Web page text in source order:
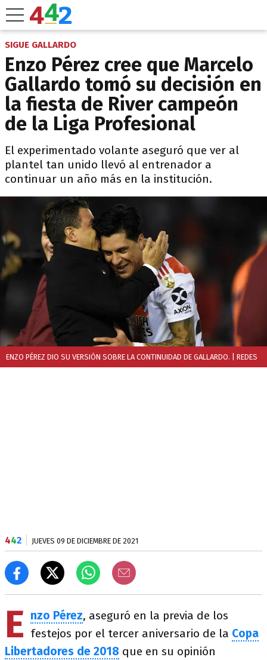
SIGUE GALLARDO
Enzo Pérez cree que Marcelo
Gallardo tomó su decisión en
la fiesta de River campeón
de la Liga Profesional
El experimentado volante aseguró que ver al
plantel tan unido llevó al entrenador a
continuar un año más en la institución.
ENZO PÉREZ DIO SU VERSIÓN SOBRE LA CONTINUIDAD DE GALLARDO. | REDES
442 JUEVES 09 DE DICIEMBRE DE 2021
E nzo Pérez, aseguró en la previa de los
festejos por el tercer aniversario de la Copa
Libertadores de 2018 que en su opinión